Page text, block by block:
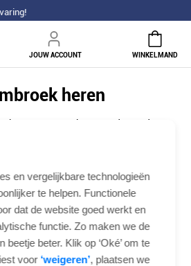
en vergelijkbare technologieën
te helpen. Functionele
dat de website goed werkt en
functie. Zo maken we de
beetje beter. Klik op ‘Oké’ om te
voor ‘weigeren’, plaatsen we
JOUW ACCOUNT WINKELMAND
heren
gaat mee van het strand naar de
zwemt, aan de rand van het
en het juiste materiaal maken het
die hinderlijk aanvoelt en een
je draagt. Bij Bos Men Shop stellen
samen dat verschillende lengtes,
dekt, zodat iedere man een
die bij zijn bouw en zijn stijl past.